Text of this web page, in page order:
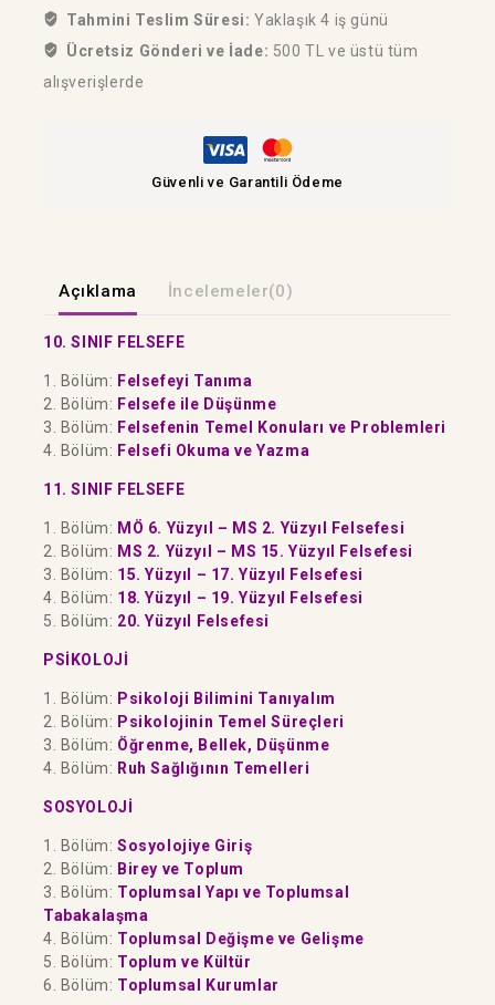
Tahmini Teslim Süresi: Yaklaşık 4 iş günü
Ücretsiz Gönderi ve İade: 500 TL ve üstü tüm
alışverişlerde
Güvenli ve Garantili Ödeme
Açıklama İncelemeler(0)
10. SINIF FELSEFE
1. Bölüm: Felsefeyi Tanıma
2. Bölüm: Felsefe ile Düşünme
3. Bölüm: Felsefenin Temel Konuları ve Problemleri
4. Bölüm: Felsefi Okuma ve Yazma
11. SINIF FELSEFE
1. Bölüm: MÖ 6. Yüzyıl – MS 2. Yüzyıl Felsefesi
2. Bölüm: MS 2. Yüzyıl – MS 15. Yüzyıl Felsefesi
3. Bölüm: 15. Yüzyıl – 17. Yüzyıl Felsefesi
4. Bölüm: 18. Yüzyıl – 19. Yüzyıl Felsefesi
5. Bölüm: 20. Yüzyıl Felsefesi
PSİKOLOJİ
1. Bölüm: Psikoloji Bilimini Tanıyalım
2. Bölüm: Psikolojinin Temel Süreçleri
3. Bölüm: Öğrenme, Bellek, Düşünme
4. Bölüm: Ruh Sağlığının Temelleri
SOSYOLOJİ
1. Bölüm: Sosyolojiye Giriş
2. Bölüm: Birey ve Toplum
3. Bölüm: Toplumsal Yapı ve Toplumsal
Tabakalaşma
4. Bölüm: Toplumsal Değişme ve Gelişme
5. Bölüm: Toplum ve Kültür
6. Bölüm: Toplumsal Kurumlar